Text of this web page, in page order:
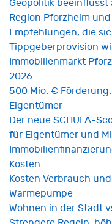
Geopolitik
Region Pforzheim und
Empfehlungen, die
Tippgeberprovision
Immobilienmarkt
2026
500 Mio. €
Eigentümer
Der neue SCHUFA-
für Eigentümer und
Kosten
Kosten Verbrauch
Wärmepumpe
Wohnen in der Stadt